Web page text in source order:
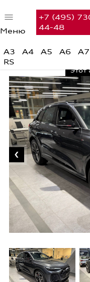
Меню
+7 (495)
44-48
A3 A4 A5 A6 A7
RS
Предложения
Финансовые
Сервис
Вакансии
Контакты
Поиск
Этот